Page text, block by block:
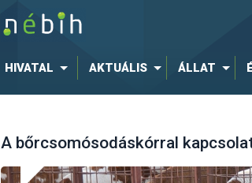
HIVATAL AKTUÁLIS ÁLLAT
A bőrcsomósodáskórral